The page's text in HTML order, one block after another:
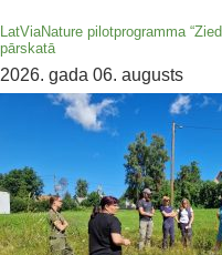
LatViaNature pilotprogramma
pārskatā
2026. gada 06. augusts